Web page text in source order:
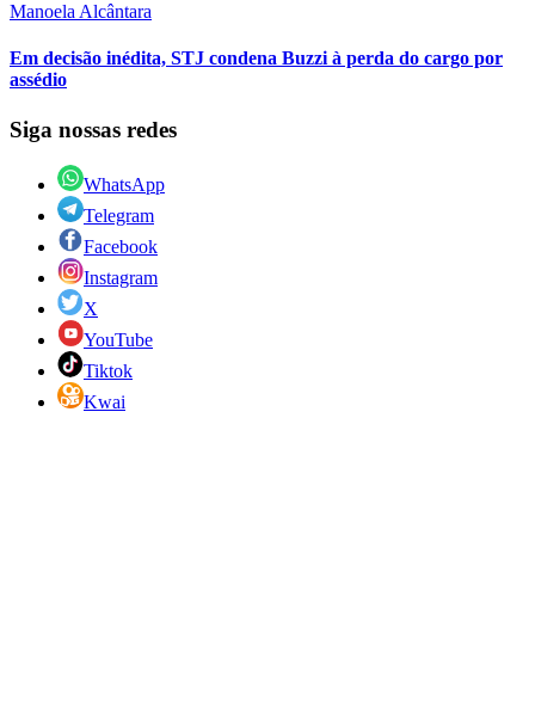
Manoela Alcântara
Em decisão inédita, STJ condena Buzzi à perda do cargo por
assédio
Siga nossas redes
WhatsApp
Telegram
Facebook
Instagram
X
YouTube
Tiktok
Kwai